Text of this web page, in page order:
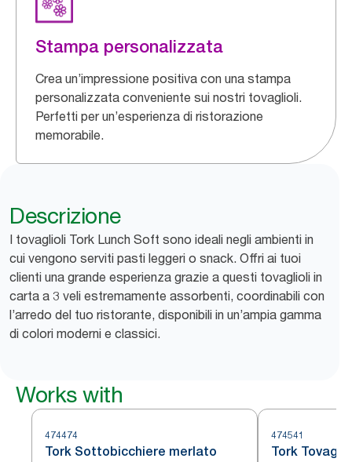
Stampa personalizzata
Crea un’impressione positiva con una stampa
personalizzata conveniente sui nostri tovaglioli.
Perfetti per un’esperienza di ristorazione
memorabile.
Descrizione
I tovaglioli Tork Lunch Soft sono ideali negli ambienti in
cui vengono serviti pasti leggeri o snack. Offri ai tuoi
clienti una grande esperienza grazie a questi tovaglioli in
carta a 3 veli estremamente assorbenti, coordinabili con
l’arredo del tuo ristorante, disponibili in un’ampia gamma
di colori moderni e classici.
Works with
474474
Tork Sottobicchiere merlato
474541
Tork